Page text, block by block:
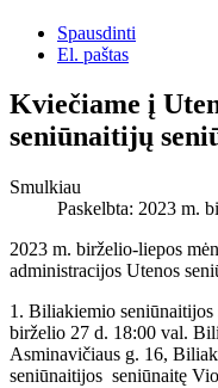
Spausdinti
El. paštas
Kviečiame į
seniūnaitijų
Smulkiau
Paskelbta: 2023 m.
2023 m. birželio-liepos
administracijos Utenos
1. Biliakiemio
birželio 27 d. 18:00 val.
Asminavičiaus g. 16,
seniūnaitijos seniūnaitę